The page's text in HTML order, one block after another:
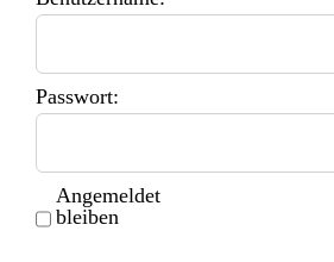
Passwort:
Angemeldet
bleiben